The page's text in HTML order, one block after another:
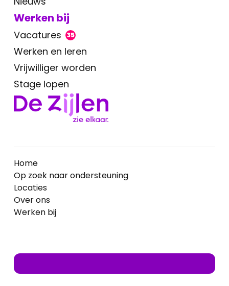
Werken bij
Vacatures 35
Werken en leren
Vrijwilliger worden
Stage lopen
Home
Op zoek naar ondersteuning
Locaties
Over ons
Werken bij